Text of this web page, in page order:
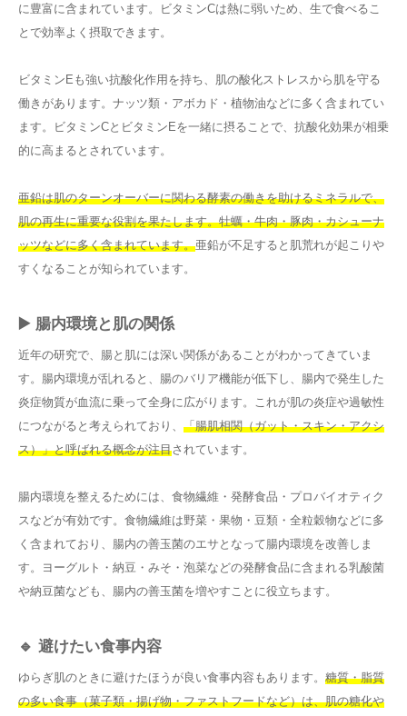
に豊富に含まれています。ビタミンCは熱に弱いため、生で食べるこ
とで効率よく摂取できます。
ビタミンEも強い抗酸化作用を持ち、肌の酸化ストレスから肌を守る
働きがあります。ナッツ類・アボカド・植物油などに多く含まれてい
ます。ビタミンCとビタミンEを一緒に摂ることで、抗酸化効果が相乗
的に高まるとされています。
亜鉛は肌のターンオーバーに関わる酵素の働きを助けるミネラルで、
肌の再生に重要な役割を果たします。牡蠣・牛肉・豚肉・カシューナ
ッツなどに多く含まれています。亜鉛が不足すると肌荒れが起こりや
すくなることが知られています。
▶️ 腸内環境と肌の関係
近年の研究で、腸と肌には深い関係があることがわかってきていま
す。腸内環境が乱れると、腸のバリア機能が低下し、腸内で発生した
炎症物質が血流に乗って全身に広がります。これが肌の炎症や過敏性
につながると考えられており、 「腸肌相関（ガット・スキン・アクシ
ス）」と呼ばれる概念が注目されています。
腸内環境を整えるためには、食物繊維・発酵食品・プロバイオティク
スなどが有効です。食物繊維は野菜・果物・豆類・全粒穀物などに多
く含まれており、腸内の善玉菌のエサとなって腸内環境を改善しま
す。ヨーグルト・納豆・みそ・泡菜などの発酵食品に含まれる乳酸菌
や納豆菌なども、腸内の善玉菌を増やすことに役立ちます。
🔹 避けたい食事内容
ゆらぎ肌のときに避けたほうが良い食事内容もあります。 糖質・脂質
の多い食事（菓子類・揚げ物・ファストフードなど）は、肌の糖化や